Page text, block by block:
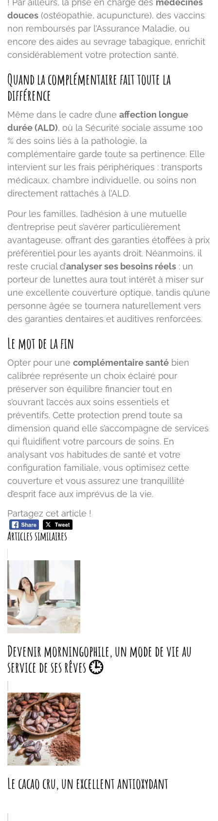
! Par ailleurs, la prise en charge des médecines
douces (ostéopathie, acupuncture), des vaccins
non remboursés par l’Assurance Maladie, ou
encore des aides au sevrage tabagique, enrichit
considérablement votre protection santé.
Quand la complémentaire fait toute la
différence
Même dans le cadre d’une affection longue
durée (ALD), où la Sécurité sociale assume 100
% des soins liés à la pathologie, la
complémentaire garde toute sa pertinence. Elle
intervient sur les frais périphériques : transports
médicaux, chambre individuelle, ou soins non
directement rattachés à l’ALD.
Pour les familles, l’adhésion à une mutuelle
d’entreprise peut s’avérer particulièrement
avantageuse, offrant des garanties étoffées à prix
préférentiel pour les ayants droit. Néanmoins, il
reste crucial d’analyser ses besoins réels : un
porteur de lunettes aura tout intérêt à miser sur
une excellente couverture optique, tandis qu’une
personne âgée se tournera naturellement vers
des garanties dentaires et auditives renforcées.
Le mot de la fin
Opter pour une complémentaire santé bien
calibrée représente un choix éclairé pour
préserver son équilibre financier tout en
s’ouvrant l’accès aux soins essentiels et
préventifs. Cette protection prend toute sa
dimension quand elle s’accompagne de services
qui fluidifient votre parcours de soins. En
analysant vos habitudes de santé et votre
configuration familiale, vous optimisez cette
couverture et vous assurez une tranquillité
d’esprit face aux imprévus de la vie.
Partagez cet article !
Articles similaires
Devenir morningophile, un mode de vie au
service de ses rêves 🕒
Le cacao cru, un excellent antioxydant